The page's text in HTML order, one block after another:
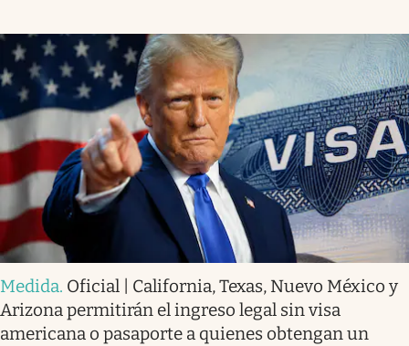
Medida. Oficial | California, Texas, Nuevo México y
Arizona permitirán el ingreso legal sin visa
americana o pasaporte a quienes obtengan un